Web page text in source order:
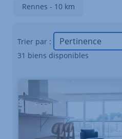
Rennes - 10 km
Trier par :
31 biens disponibles